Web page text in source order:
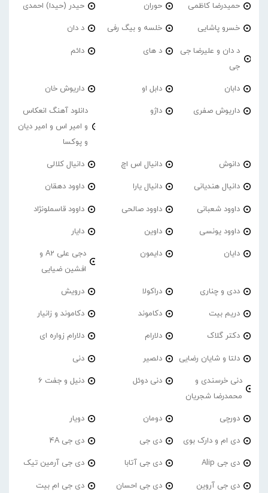
حمیدرضا کاظمی حوران حیدر (حیدا) احمدی
خسرو پاشایی خلسه و بیگ رفی د دان
د دان و علیرضا جی
جی
د های دائم
دابان دابل او داریوش خان
داریوش صفری داژو
دانلود آهنگ انعکاس
و امیر اس و امیر دیان
و پوکسا
دانوش دانیال اس اچ دانیال کلالی
دانیال هندیانی دانیال یارا داوود دهقان
داوود شعبانی داوود صالحی داوود قاسملونژاد
داوود یونسی داوین دایار
دایان دایمون
دجی علی A2 و
افشین ضیایی
ددی و چناری دراکولا درویش
دریم بیت دکاموند دکاموند و زانیار
دکتر گلاک دلارام دلارام زواره ای
دلتا و شایان رضایی دلصیر دنی
دنی خرسندی و
محمدرضا شجریان
دنی دوئل دنیل و جفت 6
دورچی دومان دویار
دی ام و دارک بوی دی جی دی جی 4A
دی جی Alip دی جی آتابا دی جی آرمین تیک
دی جی آروین دی جی احسان دی جی ام بیت